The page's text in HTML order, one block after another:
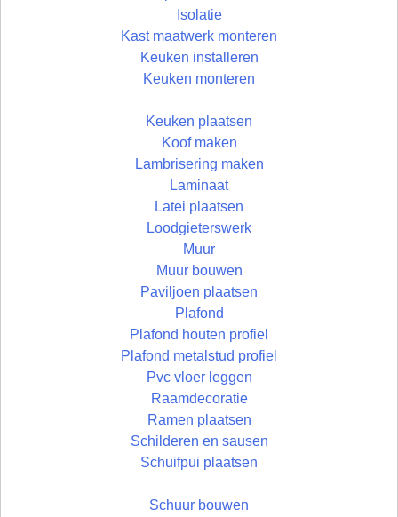
Isolatie
Kast maatwerk monteren
Keuken installeren
Keuken monteren
Keuken plaatsen
Koof maken
Lambrisering maken
Laminaat
Latei plaatsen
Loodgieterswerk
Muur
Muur bouwen
Paviljoen plaatsen
Plafond
Plafond houten profiel
Plafond metalstud profiel
Pvc vloer leggen
Raamdecoratie
Ramen plaatsen
Schilderen en sausen
Schuifpui plaatsen
Schuur bouwen